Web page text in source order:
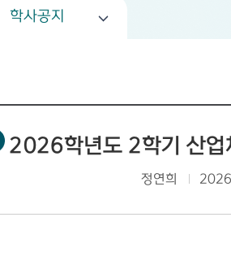
학사공지
2026학년도 2학기 산업
정연희